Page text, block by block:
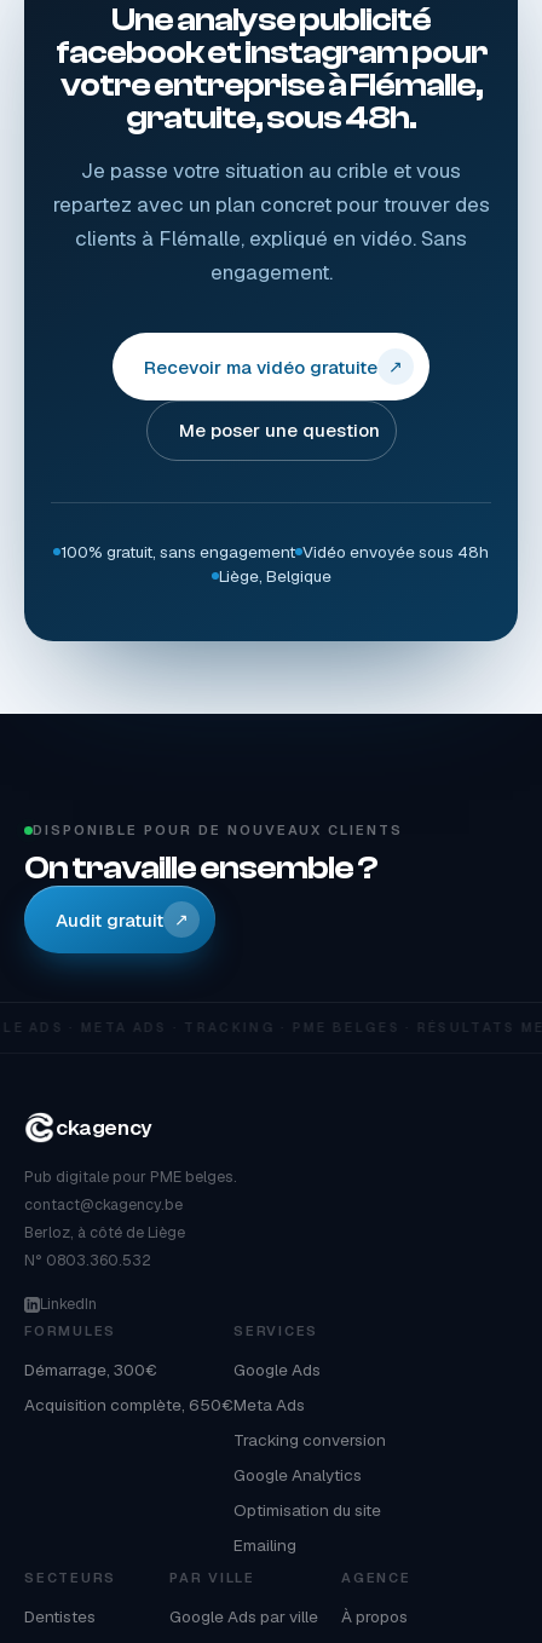
Une analyse publicité
facebook et instagram pour
votre entreprise à Flémalle,
gratuite, sous 48h.
Je passe votre situation au crible et vous
repartez avec un plan concret pour trouver des
clients à Flémalle, expliqué en vidéo. Sans
engagement.
Recevoir ma vidéo gratuite ↗
Me poser une question
100% gratuit, sans engagement Vidéo envoyée sous 48h
Liège, Belgique
DISPONIBLE POUR DE NOUVEAUX CLIENTS
On travaille ensemble ?
Audit gratuit ↗
ADS · META ADS · TRACKING · PME BELGES · RÉSULTATS
ckagency
Pub digitale pour PME belges.
contact@ckagency.be
Berloz, à côté de Liège
N° 0803.360.532
LinkedIn
FORMULES
Démarrage, 300€
Acquisition complète, 650€
SERVICES
Google Ads
Meta Ads
Tracking conversion
Google Analytics
Optimisation du site
Emailing
SECTEURS
Dentistes
PAR VILLE
Google Ads par ville
AGENCE
À propos